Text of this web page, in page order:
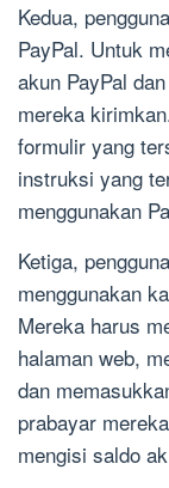
Kedua,
PayPal. Untuk
akun PayPal
mereka
formulir yang
instruksi yang
menggunakan
Ketiga,
menggunakan
Mereka harus
halaman web,
dan
prabayar
mengisi saldo